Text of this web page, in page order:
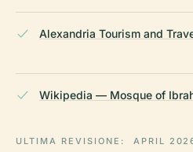
Alexandria Tourism and
Wikipedia — Mosque of
ULTIMA REVISIONE: APRIL